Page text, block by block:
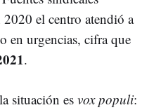
el centro atendió a
en urgencias, cifra que
.
situación es vox populi: